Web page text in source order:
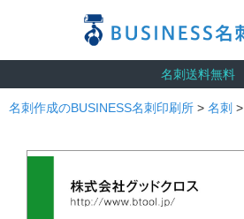
名刺送料無料
名刺作成のBUSINESS名刺印刷所 > 名刺 >